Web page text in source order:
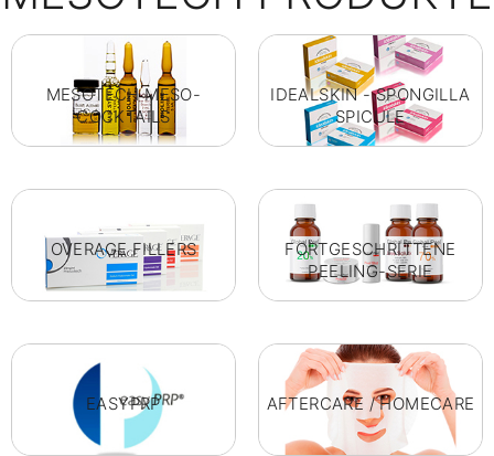
MESOTECH MESO-
COCKTAILS
IDEALSKIN - SPONGILLA
SPICULE
OVERAGE FILLERS
FORTGESCHRITTENE
PEELING-SERIE
EASYPRP AFTERCARE / HOMECARE